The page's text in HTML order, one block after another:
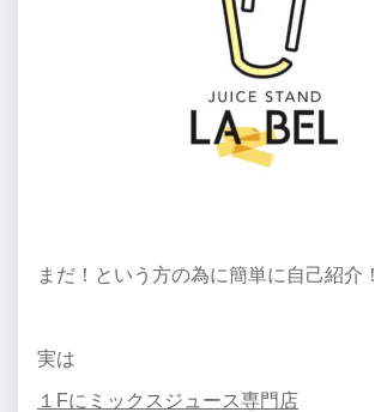
まだ！という方の為に簡単に自己紹介！
実は
１Fにミックスジュース専門店